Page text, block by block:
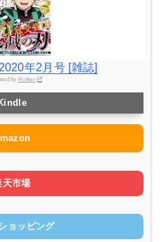
年2月号 [雑誌]
by Rinker
天市場
ョッピング